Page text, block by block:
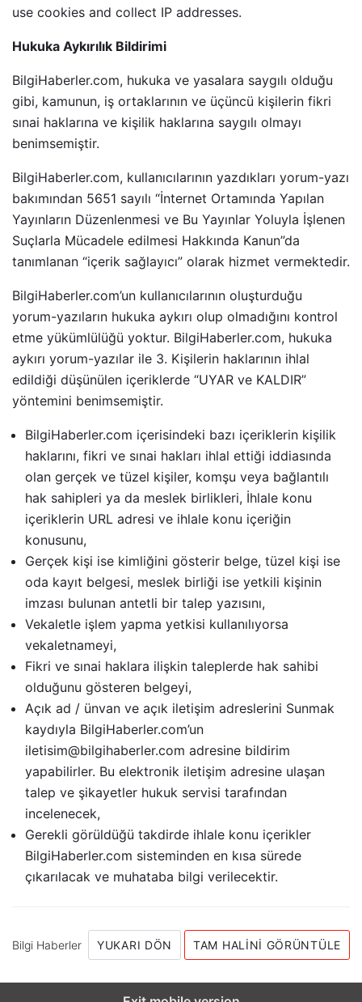
use cookies and collect IP addresses.
Hukuka Aykırılık Bildirimi
BilgiHaberler.com, hukuka ve yasalara saygılı olduğu
gibi, kamunun, iş ortaklarının ve üçüncü kişilerin fikri
sınai haklarına ve kişilik haklarına saygılı olmayı
benimsemiştir.
BilgiHaberler.com, kullanıcılarının yazdıkları yorum-yazı
bakımından 5651 sayılı “İnternet Ortamında Yapılan
Yayınların Düzenlenmesi ve Bu Yayınlar Yoluyla İşlenen
Suçlarla Mücadele edilmesi Hakkında Kanun”da
tanımlanan “içerik sağlayıcı” olarak hizmet vermektedir.
BilgiHaberler.com’un kullanıcılarının oluşturduğu
yorum-yazıların hukuka aykırı olup olmadığını kontrol
etme yükümlülüğü yoktur. BilgiHaberler.com, hukuka
aykırı yorum-yazılar ile 3. Kişilerin haklarının ihlal
edildiği düşünülen içeriklerde “UYAR ve KALDIR”
yöntemini benimsemiştir.
BilgiHaberler.com içerisindeki bazı içeriklerin kişilik
haklarını, fikri ve sınai hakları ihlal ettiği iddiasında
olan gerçek ve tüzel kişiler, komşu veya bağlantılı
hak sahipleri ya da meslek birlikleri, İhlale konu
içeriklerin URL adresi ve ihlale konu içeriğin
konusunu,
Gerçek kişi ise kimliğini gösterir belge, tüzel kişi ise
oda kayıt belgesi, meslek birliği ise yetkili kişinin
imzası bulunan antetli bir talep yazısını,
Vekaletle işlem yapma yetkisi kullanılıyorsa
vekaletnameyi,
Fikri ve sınai haklara ilişkin taleplerde hak sahibi
olduğunu gösteren belgeyi,
Açık ad / ünvan ve açık iletişim adreslerini Sunmak
kaydıyla BilgiHaberler.com’un
iletisim@bilgihaberler.com adresine bildirim
yapabilirler. Bu elektronik iletişim adresine ulaşan
talep ve şikayetler hukuk servisi tarafından
incelenecek,
Gerekli görüldüğü takdirde ihlale konu içerikler
BilgiHaberler.com sisteminden en kısa sürede
çıkarılacak ve muhataba bilgi verilecektir.
Bilgi Haberler YUKARI DÖN TAM HALINI GÖRÜNTÜLE